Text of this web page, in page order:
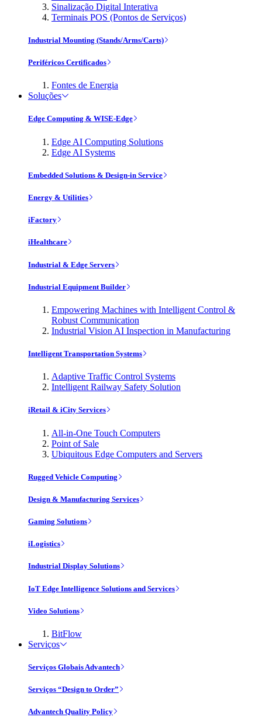
Sinalização Digital Interativa
Terminais POS (Pontos de Serviços)
Industrial Mounting (Stands/Arms/Carts)
Periféricos Certificados
Fontes de Energia
Soluções
Edge Computing & WISE-Edge
Edge AI Computing Solutions
Edge AI Systems
Embedded Solutions & Design-in Service
Energy & Utilities
iFactory
iHealthcare
Industrial & Edge Servers
Industrial Equipment Builder
Empowering Machines with Intelligent Control &
Robust Communication
Industrial Vision AI Inspection in Manufacturing
Intelligent Transportation Systems
Adaptive Traffic Control Systems
Intelligent Railway Safety Solution
iRetail & iCity Services
All-in-One Touch Computers
Point of Sale
Ubiquitous Edge Computers and Servers
Rugged Vehicle Computing
Design & Manufacturing Services
Gaming Solutions
iLogistics
Industrial Display Solutions
IoT Edge Intelligence Solutions and Services
Video Solutions
BitFlow
Serviços
Serviços Globais Advantech
Serviços “Design to Order”
Advantech Quality Policy